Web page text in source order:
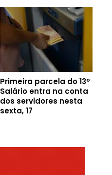
Primeira parcela do 13º
Salário entra na conta
dos servidores nesta
sexta, 17